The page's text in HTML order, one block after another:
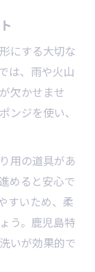
考え方
のコツ
秘訣
い事項
き内容
ポイント
方法
介
にする大切な
は、雨や火山
欠かせませ
ンジを使い、
用の道具があ
めると安心で
すいため、柔
う。鹿児島特
いが効果的で